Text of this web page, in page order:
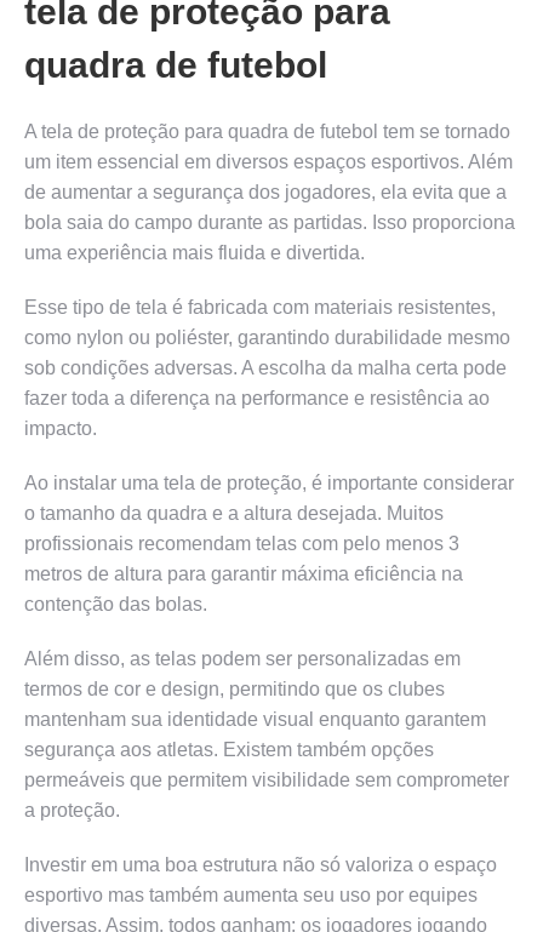
tela de proteção para
quadra de futebol
A tela de proteção para quadra de futebol tem se tornado
um item essencial em diversos espaços esportivos. Além
de aumentar a segurança dos jogadores, ela evita que a
bola saia do campo durante as partidas. Isso proporciona
uma experiência mais fluida e divertida.
Esse tipo de tela é fabricada com materiais resistentes,
como nylon ou poliéster, garantindo durabilidade mesmo
sob condições adversas. A escolha da malha certa pode
fazer toda a diferença na performance e resistência ao
impacto.
Ao instalar uma tela de proteção, é importante considerar
o tamanho da quadra e a altura desejada. Muitos
profissionais recomendam telas com pelo menos 3
metros de altura para garantir máxima eficiência na
contenção das bolas.
Além disso, as telas podem ser personalizadas em
termos de cor e design, permitindo que os clubes
mantenham sua identidade visual enquanto garantem
segurança aos atletas. Existem também opções
permeáveis que permitem visibilidade sem comprometer
a proteção.
Investir em uma boa estrutura não só valoriza o espaço
esportivo mas também aumenta seu uso por equipes
diversas. Assim, todos ganham: os jogadores jogando